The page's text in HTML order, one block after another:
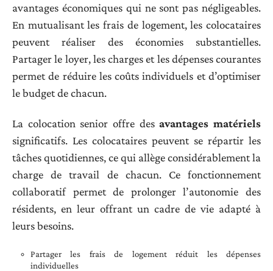
avantages économiques qui ne sont pas négligeables.
En mutualisant les frais de logement, les colocataires
peuvent réaliser des économies substantielles.
Partager le loyer, les charges et les dépenses courantes
permet de réduire les coûts individuels et d’optimiser
le budget de chacun.
La colocation senior offre desavantages matériels
significatifs. Les colocataires peuvent se répartir les
tâches quotidiennes, ce qui allège considérablement la
charge de travail de chacun. Ce fonctionnement
collaboratif permet de prolonger l’autonomie des
résidents, en leur offrant un cadre de vie adapté à
leurs besoins.
Partager les frais de logement réduit les dépenses
individuelles